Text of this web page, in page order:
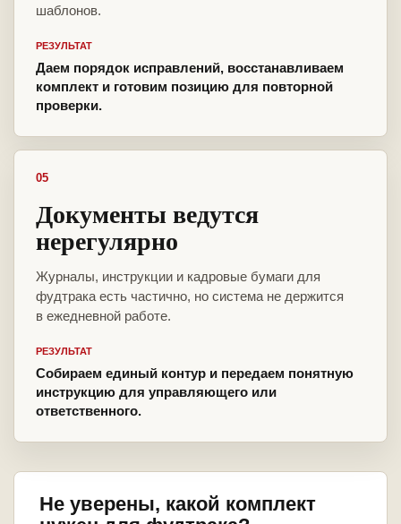
шаблонов.
РЕЗУЛЬТАТ
Даем порядок исправлений, восстанавливаем
комплект и готовим позицию для повторной
проверки.
05
Документы ведутся
нерегулярно
Журналы, инструкции и кадровые бумаги для
фудтрака есть частично, но система не держится
в ежедневной работе.
РЕЗУЛЬТАТ
Собираем единый контур и передаем понятную
инструкцию для управляющего или
ответственного.
Не уверены, какой комплект